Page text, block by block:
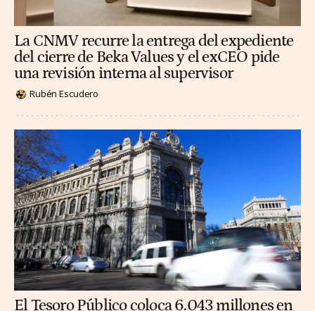
La CNMV recurre la entrega del expediente
del cierre de Beka Values y el exCEO pide
una revisión interna al supervisor
Rubén Escudero
El Tesoro Público coloca 6.043 millones en